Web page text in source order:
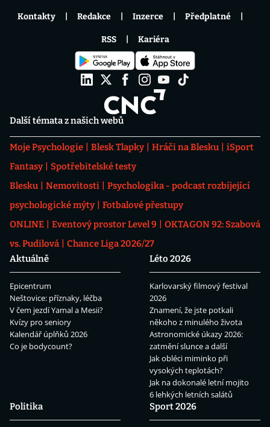
Další témata z našich webů
Moje Psychologie Blesk Tlapky Hráči na Blesku
iSport
Fantasy
Spotřebitelské testy
Blesku
Nemovitosti
Psychologika - podcast rozbíjející
psychologické mýty
Fotbalové přestupy
ONLINE
Eventový prostor Level 9
OKTAGON 92: Szabová
vs. Pudilová
Chance Liga 2026/27
Aktuálně
Epicentrum
Neštovice: příznaky, léčba
V čem jezdí Yamal a Mesii?
Kvízy pro seniory
Kalendář úplňků 2026
Co je bodycount?
Léto 2026
Karlovarský filmový festival
2026
Znamení, že jste potkali
někoho z minulého života
Astronomické úkazy 2026:
zatmění slunce a další
Jak obléci miminko při
vysokých teplotách?
Jak na dokonalé letní mojito
6 lehkých letních salátů
Politika
Sport 2026
Kontakty Redakce Inzerce Předplatné
RSS Kariéra